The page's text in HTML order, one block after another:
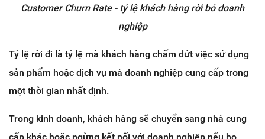
Customer Churn Rate - tỷ lệ khách hàng rời bỏ doanh
nghiệp
Tỷ lệ rời đi là tỷ lệ mà khách hàng chấm dứt việc sử dụng
sản phẩm hoặc dịch vụ mà doanh nghiệp cung cấp trong
một thời gian nhất định.
Trong kinh doanh, khách hàng sẽ chuyển sang nhà cung